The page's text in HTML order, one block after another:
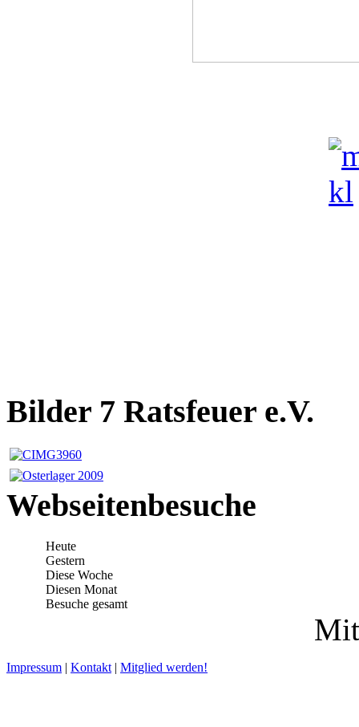
Bilder 7 Ratsfeuer e.V.
Webseitenbesuche
Heute
Gestern
Diese Woche
Diesen Monat
Besuche gesamt
Impressum | Kontakt | Mitglied werden!